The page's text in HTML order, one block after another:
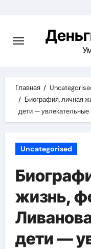
содержимому
Главная
Биография, личная
дети — увлекательные
Uncategorised
жизнь,
дети —